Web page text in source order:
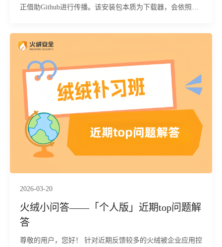
正借助Github进行传播。该安装包本质为下载器，会依照云
中，窃密木马可通过云控配置或样本内置逻辑，对“下载”“文
档”目录以及Discord、Telegram、Steam等应用中的数据加以
收集，并上传至远控服务器以实施窃取。在执行过程中，样
本还会结合鼠标行为、用户名、分辨率等环境特征开展虚拟
机或沙箱检测，以达成规避分析和免杀的目的。目前，火绒
安全产品可对上述病毒进行拦截查杀。
2026-03-20
火绒小问答——「个人版」近期top问题解
答
尊敬的用户，您好！ 针对近期反馈较多的火绒被企业应用控